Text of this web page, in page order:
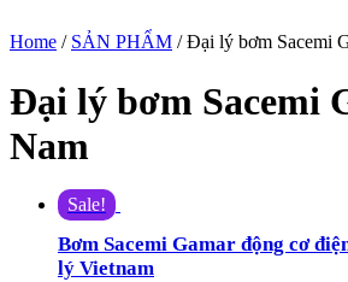
Home / SẢN PHẨM / Đại lý bơm Sacemi
Đại lý bơm Sacemi
Nam
Sale!
Bơm Sacemi Gamar động cơ
lý Vietnam